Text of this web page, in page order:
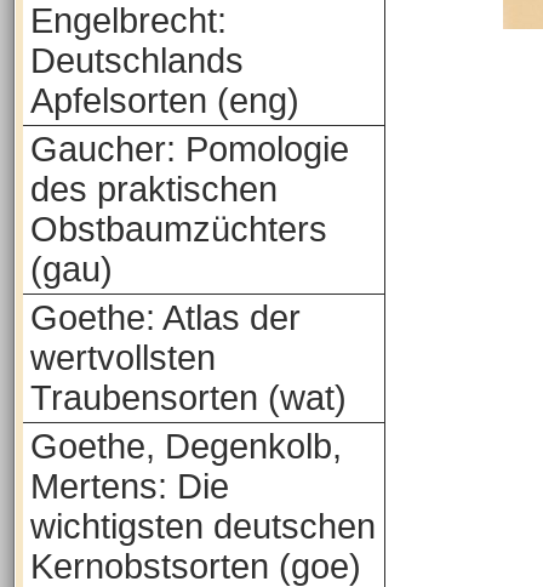
Engelbrecht:
Deutschlands
Apfelsorten (eng)
Gaucher: Pomologie
des praktischen
Obstbaumzüchters
(gau)
Goethe: Atlas der
wertvollsten
Traubensorten (wat)
Goethe, Degenkolb,
Mertens: Die
wichtigsten deutschen
Kernobstsorten (goe)